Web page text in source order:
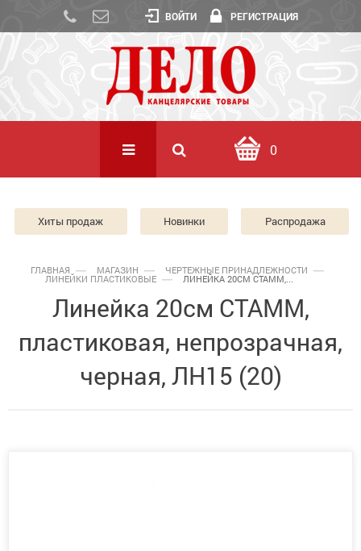
ВОЙТИ РЕГИСТРАЦИЯ
0
Хиты продаж Новинки Распродажа
ГЛАВНАЯ МАГАЗИН ЧЕРТЕЖНЫЕ ПРИНАДЛЕЖНОСТИ
ЛИНЕЙКИ ПЛАСТИКОВЫЕ ЛИНЕЙКА 20СМ СТАММ,...
Линейка 20см СТАММ,
пластиковая, непрозрачная,
черная, ЛН15 (20)